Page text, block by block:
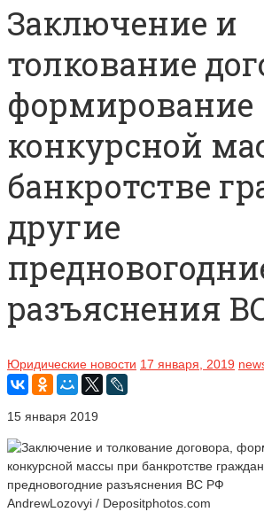
Заключение и
толкование
формирование
конкурсной
банкротстве
другие
разъяснения
Юридические новости 17 января, 2019
15 января 2019
AndrewLozovyi / Depositphotos.com